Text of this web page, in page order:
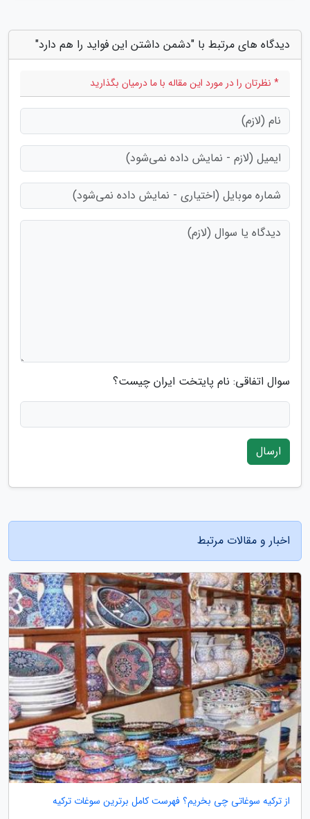
دیدگاه های مرتبط با "دشمن داشتن این فواید را هم دارد"
* نظرتان را در مورد این مقاله با ما درمیان بگذارید
سوال اتفاقی: نام پایتخت ایران چیست؟
ارسال
اخبار و مقالات مرتبط
از ترکیه سوغاتی چی بخریم؟ فهرست کامل برترین سوغات ترکیه